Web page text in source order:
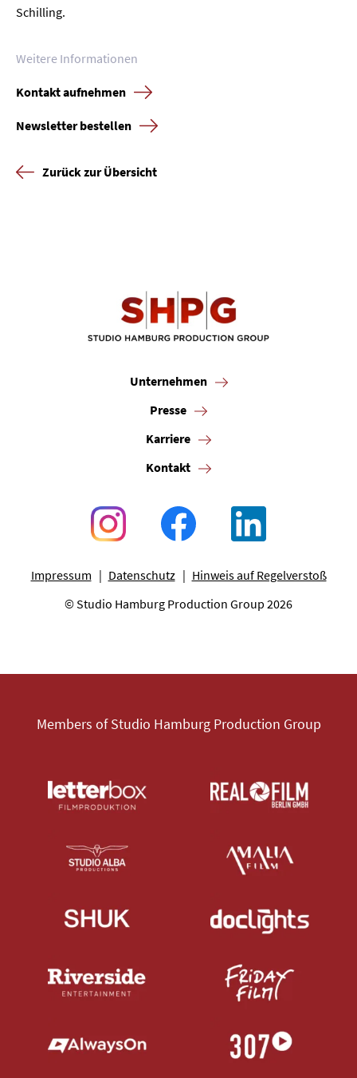
Schilling.
Weitere Informationen
Kontakt aufnehmen
Newsletter bestellen
Zurück zur Übersicht
Unternehmen
Presse
Karriere
Kontakt
Impressum Datenschutz
Hinweis auf Regelverstoß
© Studio Hamburg Production Group 2026
Members of Studio Hamburg Production Group